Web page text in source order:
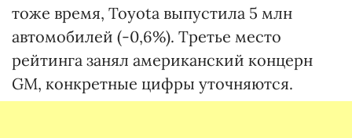
тоже время, Toyota выпустила 5 млн
автомобилей (-0,6%). Третье место
рейтинга занял американский концерн
GM, конкретные цифры уточняются.